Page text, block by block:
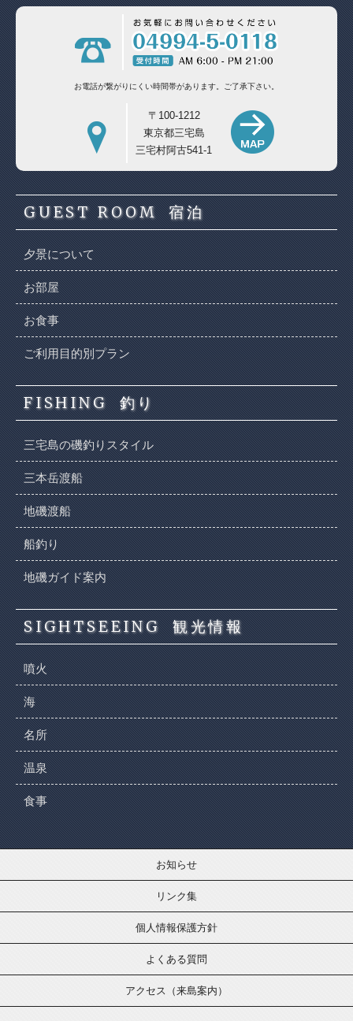
お電話が繋がりにくい時間帯があります。 ご了承下さい。
〒100-1212
東京都三宅島
三宅村阿古541-1
GUEST ROOM 宿泊
夕景について
お部屋
お食事
ご利用目的別プラン
FISHING 釣り
三宅島の磯釣りスタイル
三本岳渡船
地磯渡船
船釣り
地磯ガイド案内
SIGHTSEEING 観光情報
噴火
海
名所
温泉
食事
お知らせ
リンク集
個人情報保護方針
よくある質問
アクセス（来島案内）